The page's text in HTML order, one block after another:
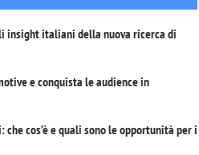
insight italiani della nuova ricerca di
e conquista le audience in
cos’è e quali sono le opportunità per i